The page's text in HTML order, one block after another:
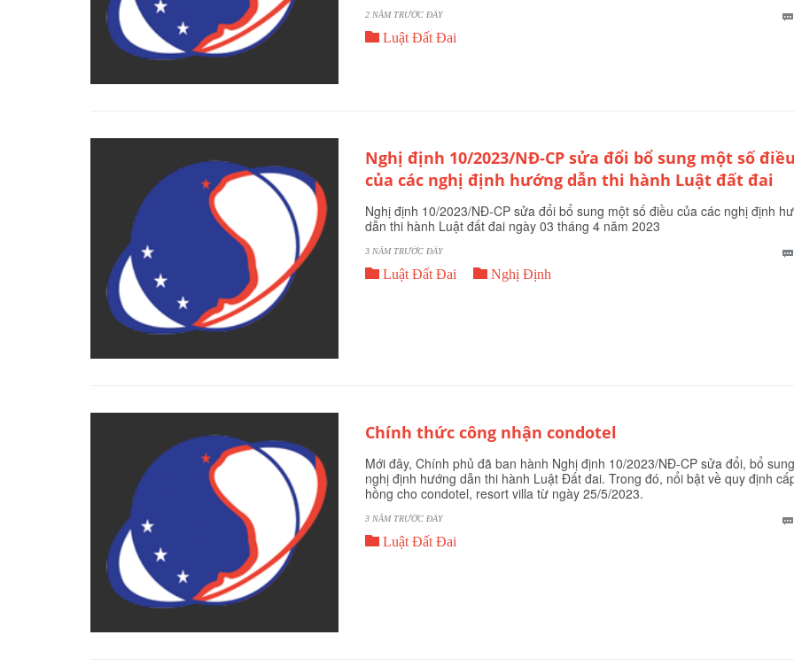
2 NĂM TRƯỚC ĐÂY 
 Luật Đất Đai
Nghị định 10/2023/NĐ-CP sửa đổi bổ sung một số điều
của các nghị định hướng dẫn thi hành Luật đất đai
Nghị định 10/2023/NĐ-CP sửa đổi bổ sung một số điều của các nghị định
dẫn thi hành Luật đất đai ngày 03 tháng 4 năm 2023
3 NĂM TRƯỚC ĐÂY 
 Luật Đất Đai  Nghị Định
Chính thức công nhận condotel
Mới đây, Chính phủ đã ban hành Nghị định 10/2023/NĐ-CP sửa đổi, bổ
nghị định hướng dẫn thi hành Luật Đất đai. Trong đó, nổi bật về quy định
hồng cho condotel, resort villa từ ngày 25/5/2023.
3 NĂM TRƯỚC ĐÂY 
 Luật Đất Đai